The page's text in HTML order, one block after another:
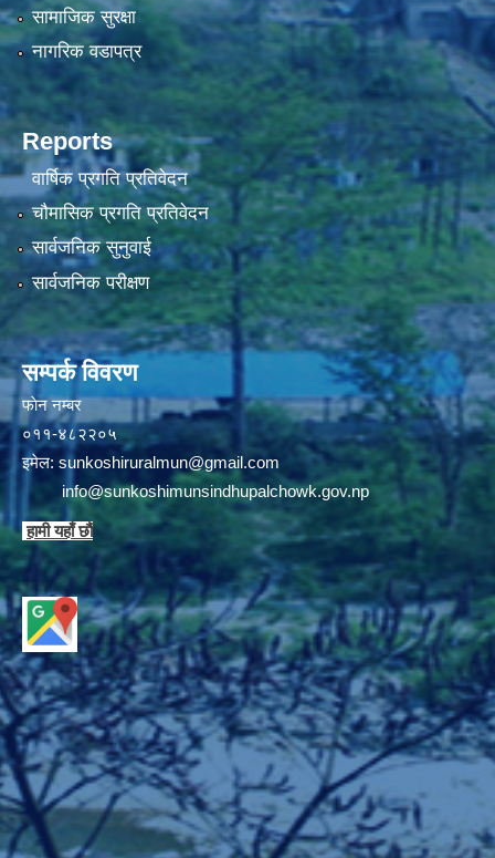
सामाजिक सुरक्षा
नागरिक वडापत्र
Reports
वार्षिक प्रगति प्रतिवेदन
चौमासिक प्रगति प्रतिवेदन
सार्वजनिक सुनुवाई
सार्वजनिक परीक्षण
सम्पर्क विवरण
फाेन न‌‍‍‍‌‌म्बर
०११-४८२२०५
इमेल: sunkoshiruralmun@gmail.com
info@sunkoshimunsindhupalchowk.gov.np
हामी यहाँ छाै‌ं